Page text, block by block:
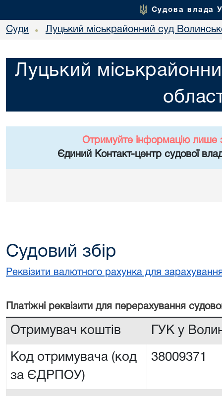
Судова влада
Суди • Луцький міськрайонний суд
Луцький
Отримуйте інформацію лише
Єдиний Контакт-центр судової
Судовий збір
Реквізити валютного рахунка для
Платiжнi реквiзити для перерахування
Отримувач коштів ГУК у
Код отримувача (код
за ЄДРПОУ)
38009371